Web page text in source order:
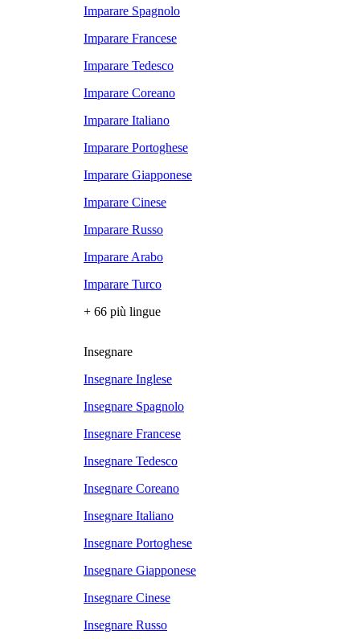
Imparare Spagnolo
Imparare Francese
Imparare Tedesco
Imparare Coreano
Imparare Italiano
Imparare Portoghese
Imparare Giapponese
Imparare Cinese
Imparare Russo
Imparare Arabo
Imparare Turco
+ 66 più lingue
Insegnare
Insegnare Inglese
Insegnare Spagnolo
Insegnare Francese
Insegnare Tedesco
Insegnare Coreano
Insegnare Italiano
Insegnare Portoghese
Insegnare Giapponese
Insegnare Cinese
Insegnare Russo